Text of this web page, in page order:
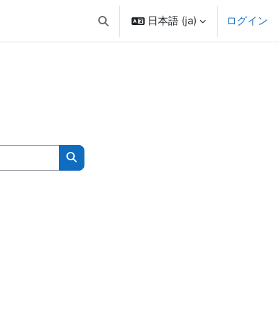
検索入力に切り替える
日本語 ‎(ja)‎ ログイン
コースを検索する